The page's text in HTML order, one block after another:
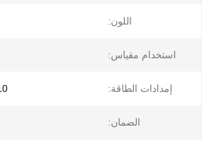
اللون:
استخدام مقياس:
إمدادات الطاقة: 110
الضمان: